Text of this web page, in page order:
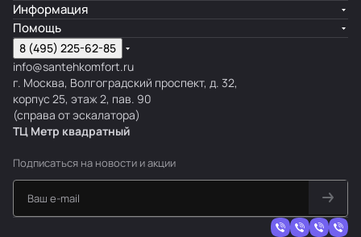
Информация
Помощь
8 (495) 225-62-85
info@santehkomfort.ru
г. Москва, Волгоградский проспект, д. 32,
корпус 25, этаж 2, пав. 90
(справа от эскалатора)
ТЦ Метр квадратный
Подписаться на новости и акции